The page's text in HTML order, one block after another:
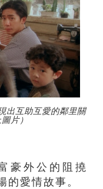
出互助互愛的鄰里關
片）
外公的阻撓
的愛情故事。